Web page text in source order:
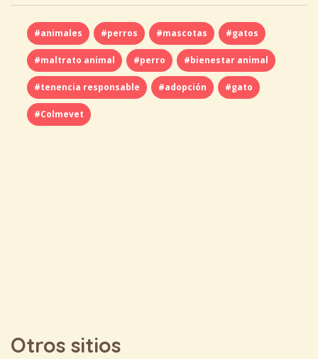
#animales #perros #mascotas #gatos
#maltrato animal #perro #bienestar animal
#tenencia responsable #adopción #gato
#Colmevet
Otros sitios